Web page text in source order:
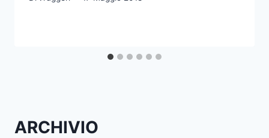
ARCHIVIO